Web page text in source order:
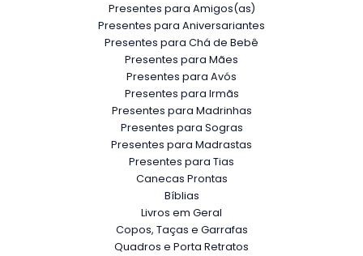
Presentes para Amigos(as)
Presentes para Aniversariantes
Presentes para Chá de Bebê
Presentes para Mães
Presentes para Avós
Presentes para Irmãs
Presentes para Madrinhas
Presentes para Sogras
Presentes para Madrastas
Presentes para Tias
Canecas Prontas
Bíblias
Livros em Geral
Copos, Taças e Garrafas
Quadros e Porta Retratos